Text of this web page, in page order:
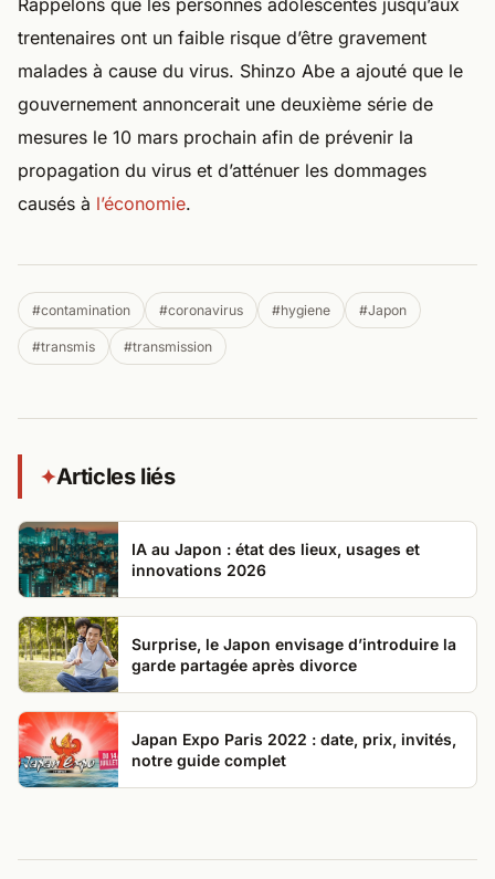
Rappelons que les personnes adolescentes jusqu’aux
trentenaires ont un faible risque d’être gravement
malades à cause du virus. Shinzo Abe a ajouté que le
gouvernement annoncerait une deuxième série de
mesures le 10 mars prochain afin de prévenir la
propagation du virus et d’atténuer les dommages
causés à l’économie.
#contamination #coronavirus #hygiene #Japon
#transmis #transmission
✦Articles liés
IA au Japon : état des lieux, usages et
innovations 2026
Surprise, le Japon envisage d’introduire la
garde partagée après divorce
Japan Expo Paris 2022 : date, prix, invités,
notre guide complet